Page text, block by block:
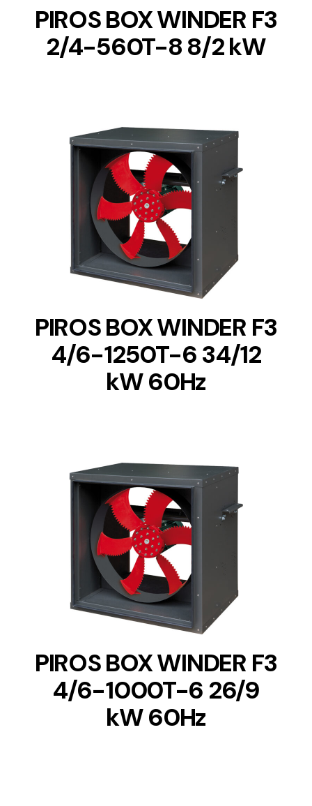
PIROS BOX WINDER F3
2/4-560T-8 8/2 kW
DETAILS
PIROS BOX WINDER F3
4/6-1250T-6 34/12
kW 60Hz
DETAILS
PIROS BOX WINDER F3
4/6-1000T-6 26/9
kW 60Hz